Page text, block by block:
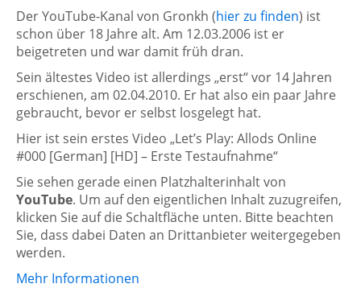
Der YouTube-Kanal von Gronkh (hier zu finden) ist
schon über 18 Jahre alt. Am 12.03.2006 ist er
beigetreten und war damit früh dran.
Sein ältestes Video ist allerdings „erst“ vor 14 Jahren
erschienen, am 02.04.2010. Er hat also ein paar Jahre
gebraucht, bevor er selbst losgelegt hat.
Hier ist sein erstes Video „Let’s Play: Allods Online
#000 [German] [HD] – Erste Testaufnahme“
Sie sehen gerade einen Platzhalterinhalt von
YouTube. Um auf den eigentlichen Inhalt zuzugreifen,
klicken Sie auf die Schaltfläche unten. Bitte beachten
Sie, dass dabei Daten an Drittanbieter weitergegeben
werden.
Mehr Informationen